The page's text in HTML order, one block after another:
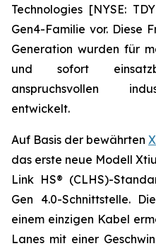
Technologies [NYSE:
Gen4-Familie vor. Diese
Generation wurden für
und sofort
anspruchsvollen
entwickelt.
Auf Basis der bewährten
das erste neue Modell
Link HS® (CLHS)-
Gen 4.0-Schnittstelle.
einem einzigen Kabel
Lanes mit einer